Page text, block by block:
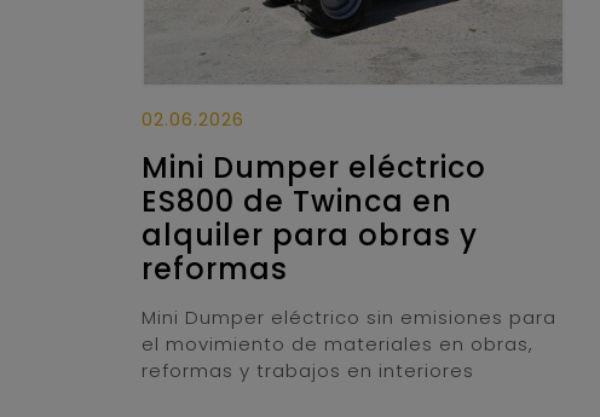
02.06.2026
Mini Dumper eléctrico
ES800 de Twinca en
alquiler para obras y
reformas
Mini Dumper eléctrico sin emisiones para
el movimiento de materiales en obras,
reformas y trabajos en interiores